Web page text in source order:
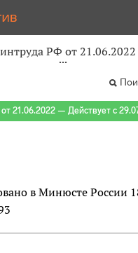
РФ от
21.06.2022 — Действует с
в Минюсте России